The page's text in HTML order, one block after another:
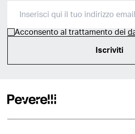
Acconsento al trattamento dei
Iscriviti